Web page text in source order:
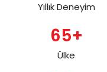
Yıllık Deneyim
65+
Ülke